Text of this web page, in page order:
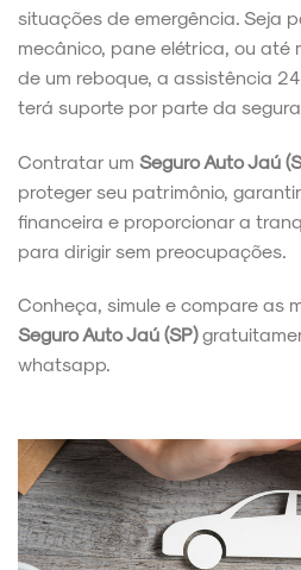
situações de emergência. Seja
mecânico, pane elétrica, ou até
de um reboque, a assistência
terá suporte por parte da
Contratar um Seguro Auto Jaú
proteger seu patrimônio,
financeira e proporcionar a
para dirigir sem preocupações.
Conheça, simule e compare as
Seguro Auto Jaú (SP)
whatsapp.